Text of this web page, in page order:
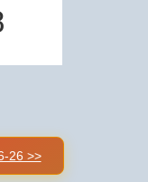
26 >>